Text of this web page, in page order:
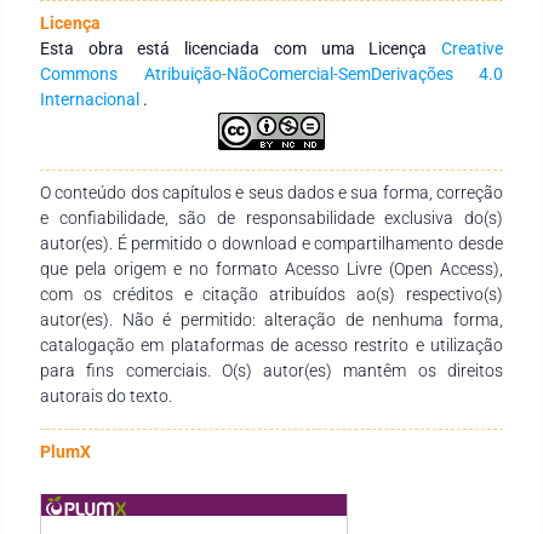
Pretendeu-se demonstrar, por fim, um estudo mais específico
da Lei de Alimentos Gravídicos, ressaltando assim, várias
imposições legislativas e conceitos doutrinários. O artigo em
questão consistiu-se principalmente em referenciais
bibliográficos, bem como tem como fontes primárias a
Constituição Federal de 1988, legislação infraconstitucional
Mais, fora realizada, portanto, uma leitura crítica e
interpretativa, com redação de texto, utilizando-se de
métodos dedutivos.
Licença
Esta obra está licenciada com uma Licença Creative
Commons Atribuição-NãoComercial-SemDerivações 4.0
Internacional .
O conteúdo dos capítulos e seus dados e sua forma, correção
e confiabilidade, são de responsabilidade exclusiva do(s)
autor(es). É permitido o download e compartilhamento desde
que pela origem e no formato Acesso Livre (Open Access),
com os créditos e citação atribuídos ao(s) respectivo(s)
autor(es). Não é permitido: alteração de nenhuma forma,
catalogação em plataformas de acesso restrito e utilização
para fins comerciais. O(s) autor(es) mantêm os direitos
autorais do texto.
PlumX